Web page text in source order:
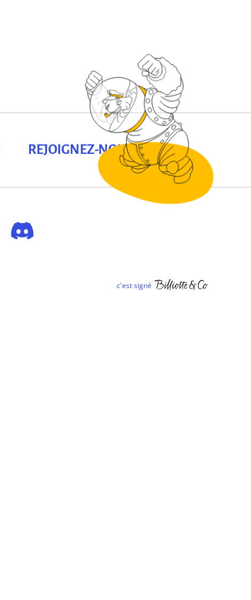
REJOIGNEZ-NOUS !